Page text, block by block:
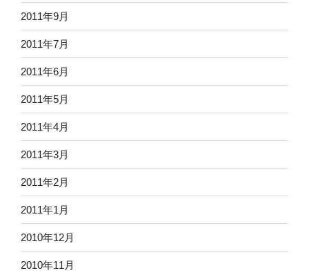
2011年9月
2011年7月
2011年6月
2011年5月
2011年4月
2011年3月
2011年2月
2011年1月
2010年12月
2010年11月